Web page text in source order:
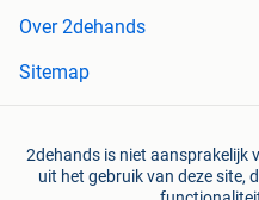
Over 2dehands
Sitemap
2dehands is niet aansprakelijk
uit het gebruik van deze site,